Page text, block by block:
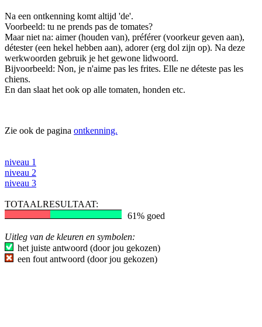
Na een ontkenning komt altijd 'de'.
Voorbeeld: tu ne prends pas de tomates?
Maar niet na: aimer (houden van), préférer (voorkeur geven aan),
détester (een hekel hebben aan), adorer (erg dol zijn op). Na deze
werkwoorden gebruik je het gewone lidwoord.
Bijvoorbeeld: Non, je n'aime pas les frites. Elle ne déteste pas les
chiens.
En dan slaat het ook op alle tomaten, honden etc.
Zie ook de pagina ontkenning.
niveau 1
niveau 2
niveau 3
TOTAALRESULTAAT:
61% goed
Uitleg van de kleuren en symbolen:
het juiste antwoord (door jou gekozen)
een fout antwoord (door jou gekozen)